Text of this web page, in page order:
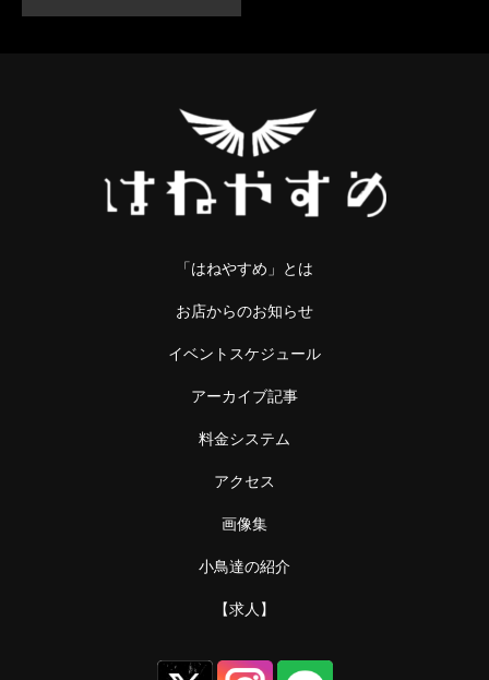
「はねやすめ」とは
お店からのお知らせ
イベントスケジュール
アーカイブ記事
料金システム
アクセス
画像集
小鳥達の紹介
【求人】